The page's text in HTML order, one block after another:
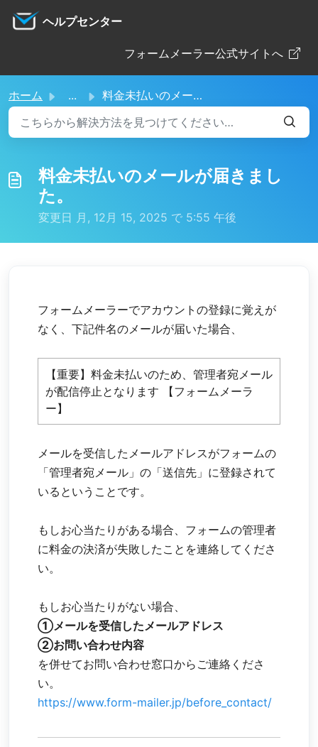
ヘルプセンター
フォームメーラー公式サイトへ
ホーム ... 料金未払いのメールが届きました。
料金未払いのメールが届きまし
た。
変更日 月, 12月 15, 2025 で 5:55 午後
フォームメーラーでアカウントの登録に覚えが
なく、下記件名のメールが届いた場合、
【重要】料金未払いのため、管理者宛メール
が配信停止となります 【フォームメーラ
ー】
メールを受信したメールアドレスがフォームの
「管理者宛メール」の「送信先」に登録されて
いるということです。
もしお心当たりがある場合、フォームの管理者
に料金の決済が失敗したことを連絡してくださ
い。
もしお心当たりがない場合、
①メールを受信したメールアドレス
②お問い合わせ内容
を併せてお問い合わせ窓口からご連絡くださ
い。
https://www.form-mailer.jp/before_contact/